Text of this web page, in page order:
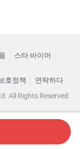
주할 수 있도록
낮은 가격에 선
세금이 불가피
company-
.html
스타 바이어
호정책
연락하다
All Rights Reserved